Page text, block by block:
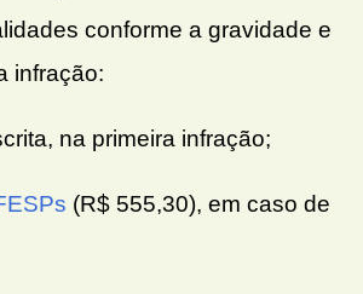
conforme a gravidade e
infração:
na primeira infração;
(R$ 555,30), em caso de